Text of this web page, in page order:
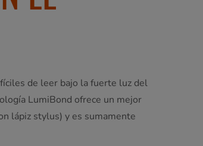
de leer bajo la fuerte luz del
LumiBond ofrece un mejor
lápiz stylus) y es sumamente